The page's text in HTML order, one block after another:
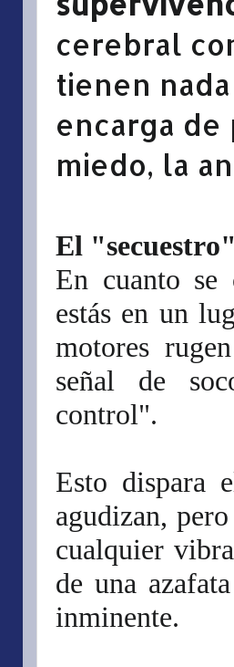
cerebral
tienen
encarga
miedo, la
El
En cuanto se
estás en un
motores
señal de
control".
Esto dispara
agudizan,
cualquier
de una
inminente.